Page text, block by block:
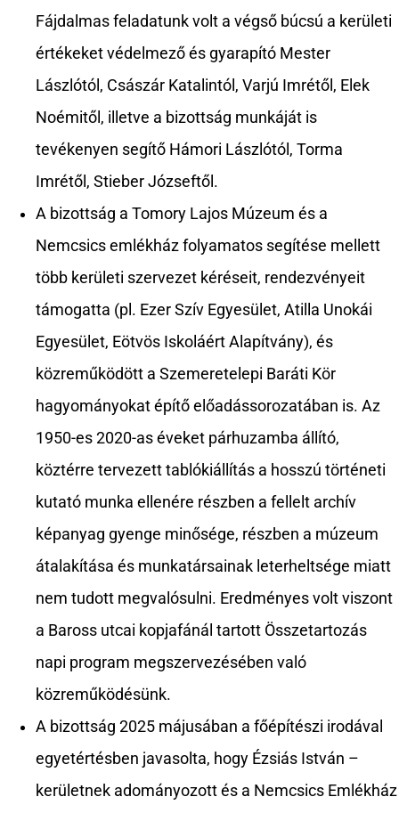
Fájdalmas feladatunk volt a végső búcsú a kerületi
értékeket védelmező és gyarapító Mester
Lászlótól, Császár Katalintól, Varjú Imrétől, Elek
Noémitől, illetve a bizottság munkáját is
tevékenyen segítő Hámori Lászlótól, Torma
Imrétől, Stieber Józseftől.
A bizottság a Tomory Lajos Múzeum és a
Nemcsics emlékház folyamatos segítése mellett
több kerületi szervezet kéréseit, rendezvényeit
támogatta (pl. Ezer Szív Egyesület, Atilla Unokái
Egyesület, Eötvös Iskoláért Alapítvány), és
közreműködött a Szemeretelepi Baráti Kör
hagyományokat építő előadássorozatában is. Az
1950-es 2020-as éveket párhuzamba állító,
köztérre tervezett tablókiállítás a hosszú történeti
kutató munka ellenére részben a fellelt archív
képanyag gyenge minősége, részben a múzeum
átalakítása és munkatársainak leterheltsége miatt
nem tudott megvalósulni. Eredményes volt viszont
a Baross utcai kopjafánál tartott Összetartozás
napi program megszervezésében való
közreműködésünk.
A bizottság 2025 májusában a főépítészi irodával
egyetértésben javasolta, hogy Ézsiás István –
kerületnek adományozott és a Nemcsics Emlékház